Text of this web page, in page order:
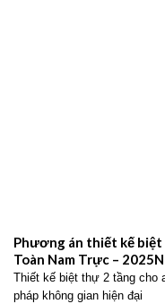
Phương án thiết kế biệt
Toàn Nam Trực –
Thiết kế biệt thự 2 tầng cho
pháp không gian hiện đại